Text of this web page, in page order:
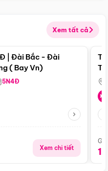
Xem tất cả
Điểm nổi bật
| Đài Bắc - Đài
( Bay Vn)
5N4Đ
Xem chi tiết